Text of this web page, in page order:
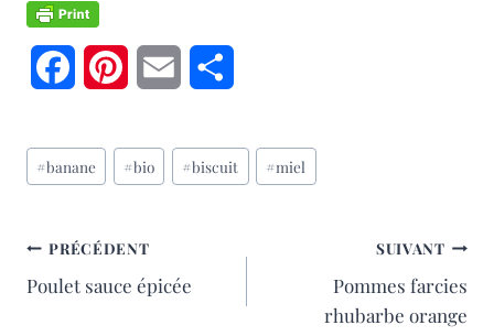
c
b
o
n
e
r
a
r
Étiquettes
de
publication :
#banane #bio #biscuit #miel
NAVIGATION
DE
PRÉCÉDENT
Poulet sauce épicée
SUIVANT
Pommes farcies
rhubarbe orange